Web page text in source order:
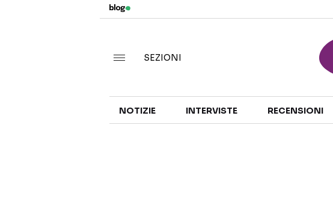
SEZIONI
NOTIZIE INTERVISTE RECENSIONI